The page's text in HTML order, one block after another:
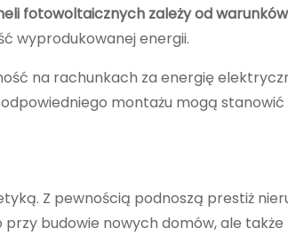
fotowoltaicznych zależy od
wyprodukowanej energii.
na rachunkach za energię
montażu mogą stanowić
Z pewnością podnoszą prestiż
budowie nowych domów, ale